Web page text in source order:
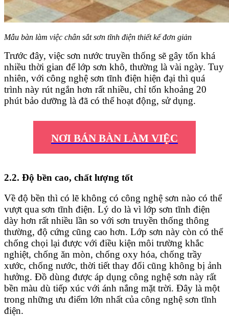
Mẫu bàn làm việc chân sắt sơn tĩnh điện thiết kế đơn giản
Trước đây, việc sơn nước truyền thống sẽ gây tốn khá
nhiều thời gian để lớp sơn khô, thường là vài ngày. Tuy
nhiên, với công nghệ sơn tĩnh điện hiện đại thì quá
trình này rút ngắn hơn rất nhiều, chỉ tốn khoảng 20
phút bảo dưỡng là đã có thể hoạt động, sử dụng.
NƠI BÁN BÀN LÀM VIỆC
2.2. Độ bền cao, chất lượng tốt
Về độ bền thì có lẽ không có công nghệ sơn nào có thể
vượt qua sơn tĩnh điện. Lý do là vì lớp sơn tĩnh điện
dày hơn rất nhiều lần so với sơn truyền thống thông
thường, độ cứng cũng cao hơn. Lớp sơn này còn có thể
chống chọi lại được với điều kiện môi trường khắc
nghiệt, chống ăn mòn, chống oxy hóa, chống trầy
xước, chống nước, thời tiết thay đổi cũng không bị ảnh
hưởng. Đồ dùng được áp dụng công nghệ sơn này rất
bền màu dù tiếp xúc với ánh nắng mặt trời. Đây là một
trong những ưu điểm lớn nhất của công nghệ sơn tĩnh
điện.